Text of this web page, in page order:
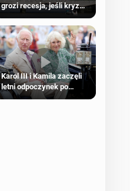
grozi recesja, jeśli kryzys
na Bliskim Wschodzie się
przedłuży
Karol III i Kamila zaczęli
letni odpoczynek po
Igrzyskach Wspólnoty w